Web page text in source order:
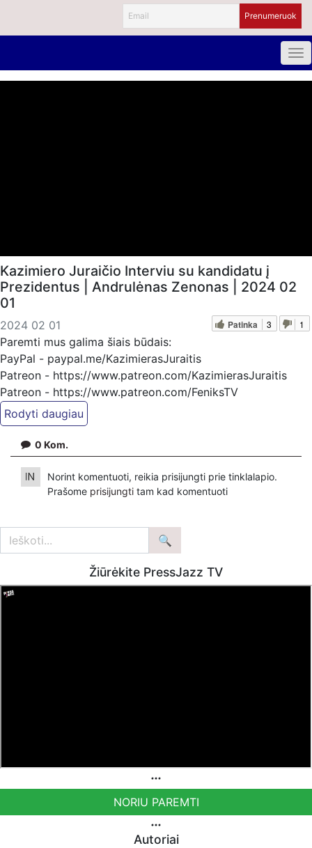
Kazimiero Juraičio Interviu su kandidatu į
Prezidentus | Andrulėnas Zenonas | 2024 02
01
2024 02 01 Patinka 3 1
Paremti mus galima šiais būdais:
PayPal - paypal.me/KazimierasJuraitis
Patreon - https://www.patreon.com/KazimierasJuraitis
Patreon - https://www.patreon.com/FeniksTV
Bankiniu pavedimu - Gavėjas - Kazimieras Juraitis,
Bankas MONESE, SWIFT (BIC) kodas PESOBEB1
0 Kom.
Norint komentuoti, reikia prisijungti prie tinklalapio.
Prašome prisijungti tam kad komentuoti
Žiūrėkite PressJazz TV
NORIU PAREMTI
Autoriai